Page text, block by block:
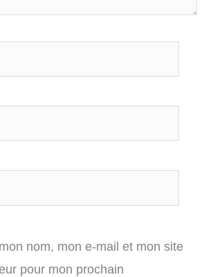
nom, mon e-mail et mon site
pour mon prochain